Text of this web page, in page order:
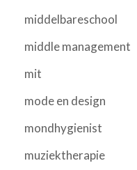
middelbareschool
middle management
mit
mode en design
mondhygienist
muziektherapie